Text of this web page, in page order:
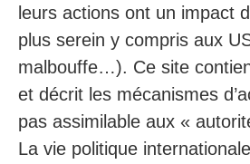
leurs actions ont un impact
plus serein y compris aux
malbouffe…). Ce site
et décrit les mécanismes
pas assimilable aux «
La vie politique